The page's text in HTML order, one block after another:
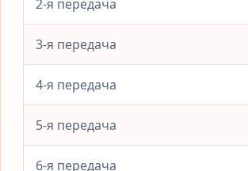
2-я передача
3-я передача
4-я передача
5-я передача
6-я передача